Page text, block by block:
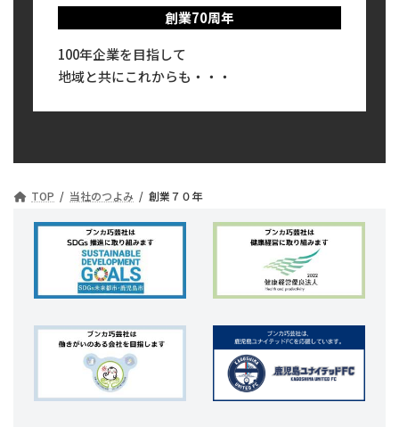
創業70周年
100年企業を目指して
地域と共にこれからも・・・
TOP 当社のつよみ 創業７０年